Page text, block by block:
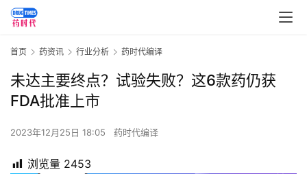
首页 药资讯 行业分析 药时代编译
未达主要终点？试验失败？这6款药仍获
FDA批准上市
2023年12月25日 18:05 药时代编译
浏览量 2453